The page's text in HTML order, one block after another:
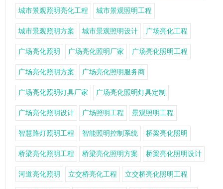
城市景观照明亮化工程 城市景观照明工程
城市景观照明方案 城市景观照明设计 广场亮化工程
广场亮化照明 广场亮化照明厂家 广场亮化照明工程
广场亮化照明方案 广场亮化照明服务商
广场亮化照明灯具厂家 广场亮化照明灯具定制
广场亮化照明设计 广场照明工程 景观照明工程
智慧路灯照明工程 智能照明控制系统 桥梁亮化照明
桥梁亮化照明工程 桥梁亮化照明方案 桥梁亮化照明设计
河道亮化照明 立交桥亮化工程 立交桥亮化照明工程